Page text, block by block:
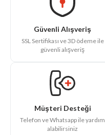
Güvenli Alışveriş
SSL Sertifikası ve 3D ödeme ile
güvenli alışveriş
Müşteri Desteği
Telefon ve Whatsapp ile yardım
alabilirsiniz